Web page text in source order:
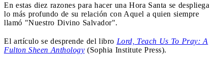
En estas diez razones para hacer una Hora Santa se despliega
lo más profundo de su relación con Aquel a quien siempre
llamó "Nuestro Divino Salvador".
El artículo se desprende del libro Lord, Teach Us To Pray: A
Fulton Sheen Anthology (Sophia Institute Press).